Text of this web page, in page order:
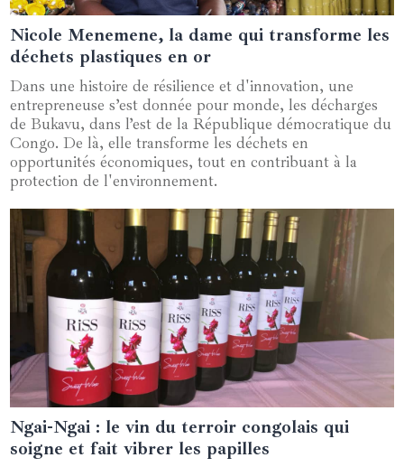
05 juin 2024
Nicole Menemene, la dame qui transforme les
déchets plastiques en or
Dans une histoire de résilience et d'innovation, une
entrepreneuse s’est donnée pour monde, les décharges
de Bukavu, dans l’est de la République démocratique du
Congo. De là, elle transforme les déchets en
opportunités économiques, tout en contribuant à la
protection de l'environnement.
24 décembre 2024
Ngai-Ngai : le vin du terroir congolais qui
soigne et fait vibrer les papilles